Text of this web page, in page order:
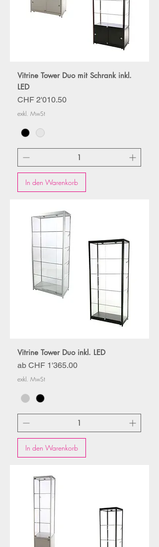
Vitrine Tower Duo mit Schrank inkl.
LED
Preis
CHF 2'010.50
exkl. MwSt
In den Warenkorb
Vitrine Tower Duo inkl. LED
ab CHF 1'365.00
Sale-Preis
exkl. MwSt
In den Warenkorb